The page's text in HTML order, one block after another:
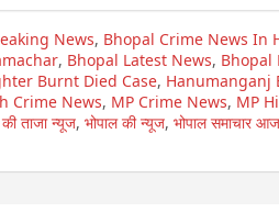
News, Bhopal Crime News In
, Bhopal Latest News, Bhopal
Burnt Died Case, Hanumanganj
Crime News, MP Crime News, MP
की ताजा न्यूज, भोपाल की न्यूज, भोपाल समाचार आज